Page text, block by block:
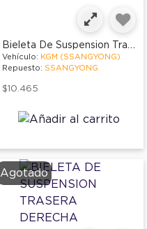
Bieleta De Suspension Trasera
Vehículo: KGM (SSANGYONG)
Repuesto: SSANGYONG
$10.465
Agotado